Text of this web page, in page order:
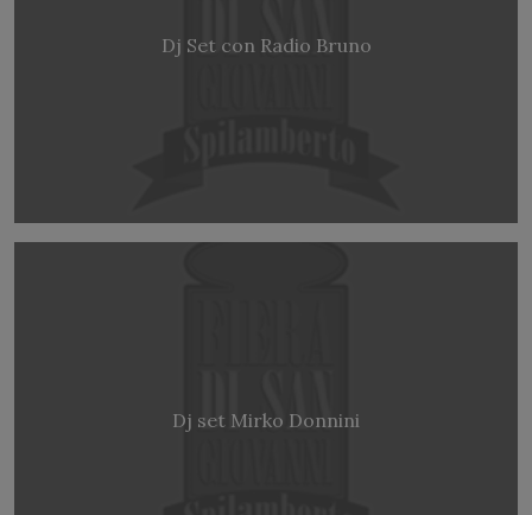
Dj Set con Radio Bruno
Dj set Mirko Donnini